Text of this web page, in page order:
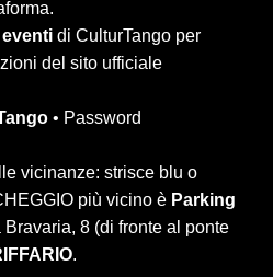
eventi di CulturTango per
del sito ufficiale
• Password
vicinanze: strisce blu o
più vicino è Parking
Bravaria, 8 (di fronte al ponte
.